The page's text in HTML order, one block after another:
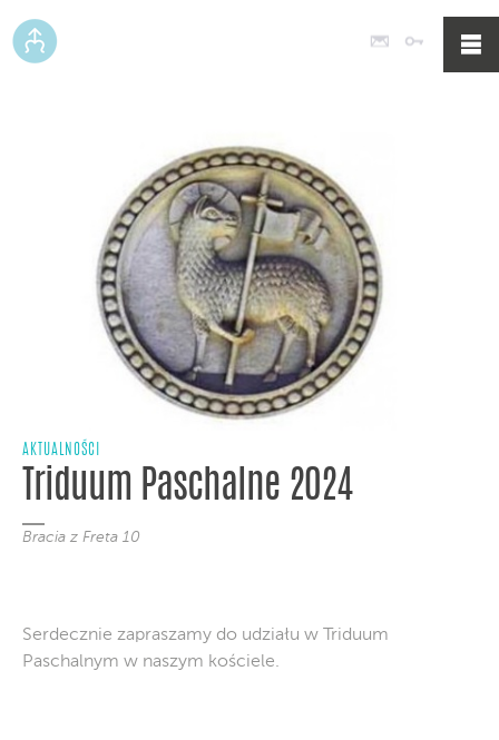
Poczta
AKTUALNOŚCI
Triduum Paschalne 2024
Bracia z Freta 10
Serdecznie zapraszamy do udziału w Triduum
Paschalnym w naszym kościele.